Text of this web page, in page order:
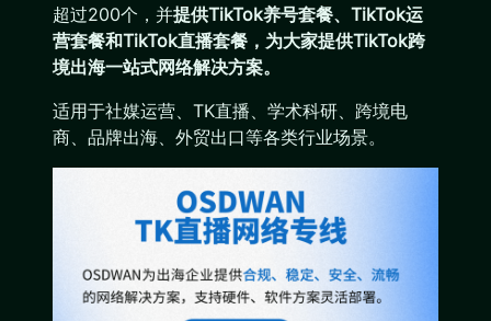
超过200个，并提供TikTok养号套餐、TikTok运
营套餐和TikTok直播套餐，为大家提供TikTok跨
境出海一站式网络解决方案。
适用于社媒运营、TK直播、学术科研、跨境电
商、品牌出海、外贸出口等各类行业场景。